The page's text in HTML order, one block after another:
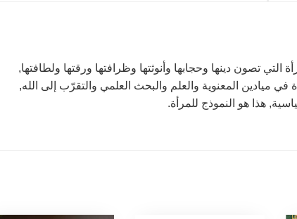
التي تصون دينها وحجابها وأنوثتها وظرافتها ورقتها ولطافتها,
ميادين المعنوية والعلم والبحث العلمي والتقرّب إلى الله,
هذا هو النموذج للمرأة.